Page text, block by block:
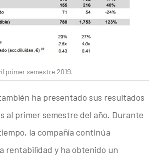
primer semestre 2019.
ha presentado sus resultados
al primer semestre del año. Durante
la compañía continúa
rentabilidad y ha obtenido un